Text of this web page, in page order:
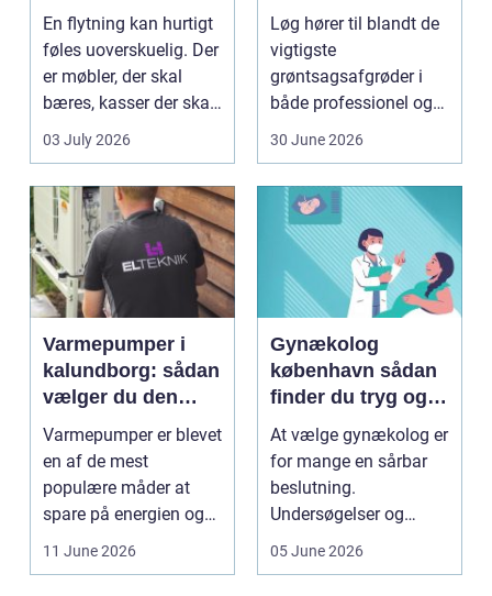
tryg og effektiv
flytning
En flytning kan hurtigt
føles uoverskuelig. Der
er møbler, der skal
bæres, kasser der skal
pakkes, o...
03 July 2026
løgavl
Løg hører til blandt de
vigtigste
grøntsagsafgrøder i
både professionel og
hobbybaseret
30 June 2026
Varmepumper i
kalundborg: sådan
vælger du den
rigtige løsning
Varmepumper er blevet
en af de mest
populære måder at
spare på energien og
få et bedre indeklima
11 June 2026
Gynækolog
københavn sådan
finder du tryg og
professionel hjælp
At vælge gynækolog er
for mange en sårbar
beslutning.
Undersøgelser og
behandlinger foregår i
05 June 2026